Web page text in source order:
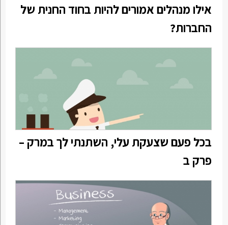
אילו מנהלים אמורים להיות בחוד החנית של
החברות?
בכל פעם שצעקת עלי, השתנתי לך במרק –
פרק ב